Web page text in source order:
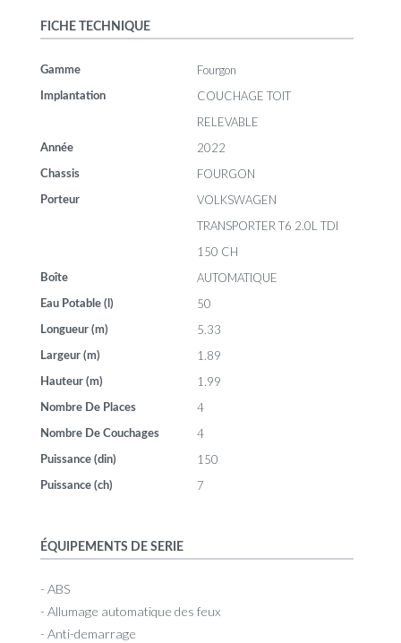
FICHE TECHNIQUE
Gamme Fourgon
Implantation
COUCHAGE TOIT
RELEVABLE
Année 2022
Chassis FOURGON
Porteur
VOLKSWAGEN
TRANSPORTER T6 2.0L TDI
150 CH
Boîte AUTOMATIQUE
Eau Potable (l) 50
Longueur (m) 5.33
Largeur (m) 1.89
Hauteur (m) 1.99
Nombre De Places 4
Nombre De Couchages 4
Puissance (din) 150
Puissance (ch) 7
ÉQUIPEMENTS DE SERIE
- ABS
- Allumage automatique des feux
- Anti-demarrage